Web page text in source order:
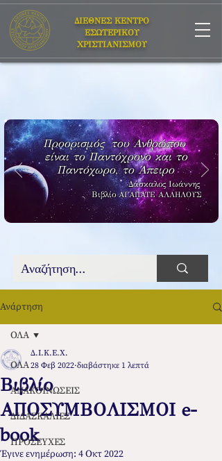
ΔΙΕΘΝΕΣ ΚΕΝΤΡΟ
ΕΣΩΤΕΡΙΚΟΥ
ΧΡΙΣΤΙΑΝΙΣΜΟΥ
Προορισμός του Ανθρώπου
είναι το Παντόχρονο και το
Παντόχωρο, το Άπειρο
Δάσκαλος Ιωάννης
ΒιβλίοΑΓΑΠΑΤΕ ΑΛΛΗΛΟΥΣ
Ανάρτηση
ΟΛΑ
ΑΝΑΚΟΙΝΩΣΕΙΣ
ΔΙΔΑΣΚΑΛΙΕΣ
ΠΡΟΣΕΥΧΕΣ
ΟΛΑ
Βιβλίο
ΑΠΟΣΥΜΒΟΛΙΣΜΟΙ e-
book
Δ.Ι.Κ.Ε.Χ.
28 Φεβ 2022 διαβάστηκε 1 λεπτά
Έγινε ενημέρωση: 4 Οκτ 2022